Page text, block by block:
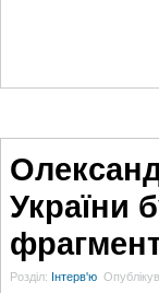
України
Розділ: Інтерв'ю